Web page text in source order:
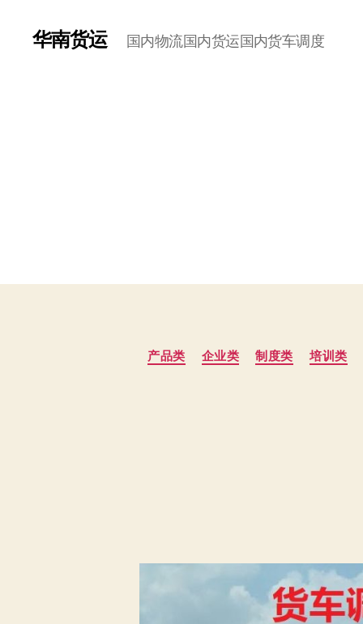
华南货运 国内物流国内货运国内货车调度
产品类 企业类 制度类 培训类